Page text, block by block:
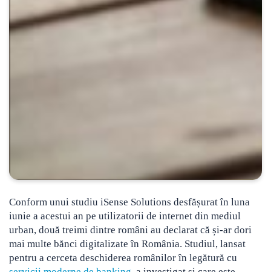
Conform unui studiu iSense Solutions desfășurat în luna
iunie a acestui an pe utilizatorii de internet din mediul
urban, două treimi dintre români au declarat că și-ar dori
mai multe bănci digitalizate în România. Studiul, lansat
pentru a cerceta deschiderea românilor în legătură cu